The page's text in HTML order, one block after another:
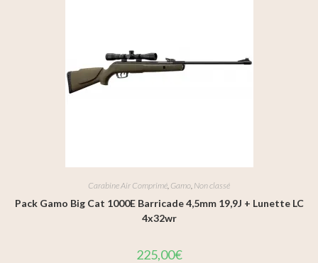
Carabine Air Comprimé Gamo Non classé
Pack Gamo Big Cat 1000E Barricade 4,5mm 19,9J + Lunette LC
4x32wr
225,00€